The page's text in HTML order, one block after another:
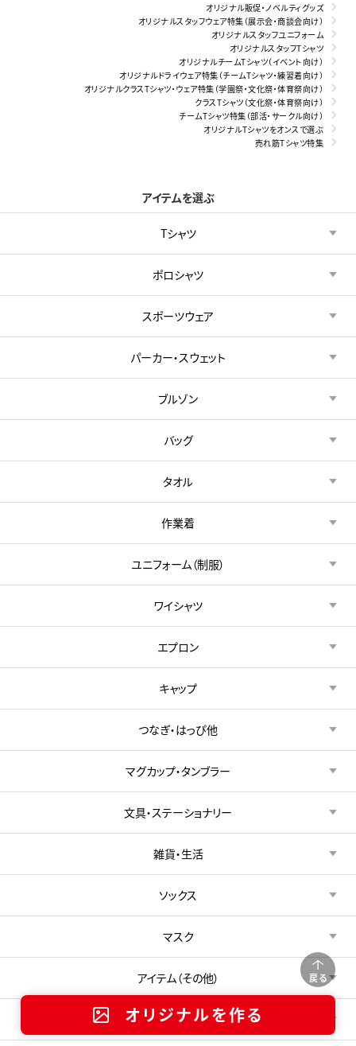
戻る
オリジナルを作る
オリジナル販促・ノベルティグッズ
オリジナルスタッフウェア特集（展示会・商談会向け）
オリジナルスタッフユニフォーム
オリジナルスタッフTシャツ
オリジナルチームTシャツ（イベント向け）
オリジナルドライウェア特集（チームTシャツ・練習着向け）
オリジナルクラスTシャツ・ウェア特集（学園祭・文化祭・体育祭向け）
クラスTシャツ（文化祭・体育祭向け）
チームTシャツ特集（部活・サークル向け）
オリジナルTシャツをオンスで選ぶ
売れ筋Tシャツ特集
アイテムを選ぶ
Tシャツ
ポロシャツ
スポーツウェア
パーカー・スウェット
ブルゾン
バッグ
タオル
作業着
ユニフォーム（制服）
ワイシャツ
エプロン
キャップ
つなぎ・はっぴ他
マグカップ・タンブラー
文具・ステーショナリー
雑貨・生活
ソックス
マスク
アイテム（その他）
新着アイテム